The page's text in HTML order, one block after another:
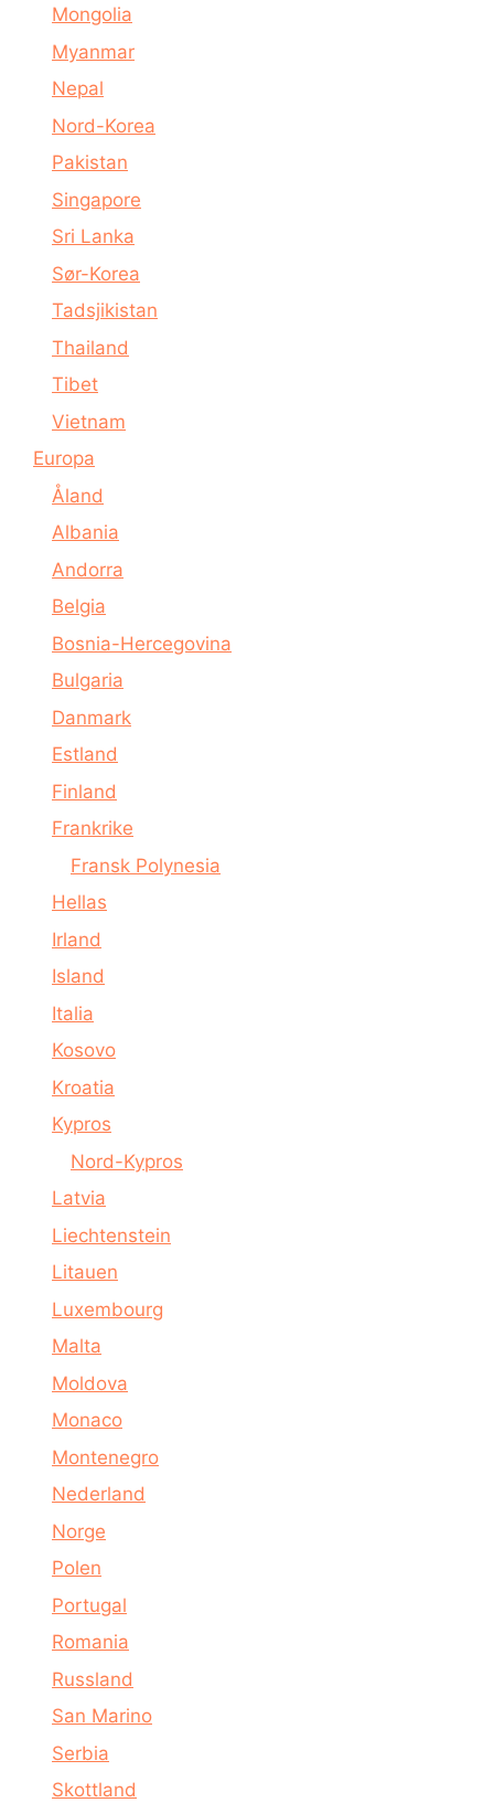
Mongolia
Myanmar
Nepal
Nord-Korea
Pakistan
Singapore
Sri Lanka
Sør-Korea
Tadsjikistan
Thailand
Tibet
Vietnam
Europa
Åland
Albania
Andorra
Belgia
Bosnia-Hercegovina
Bulgaria
Danmark
Estland
Finland
Frankrike
Fransk Polynesia
Hellas
Irland
Island
Italia
Kosovo
Kroatia
Kypros
Nord-Kypros
Latvia
Liechtenstein
Litauen
Luxembourg
Malta
Moldova
Monaco
Montenegro
Nederland
Norge
Polen
Portugal
Romania
Russland
San Marino
Serbia
Skottland